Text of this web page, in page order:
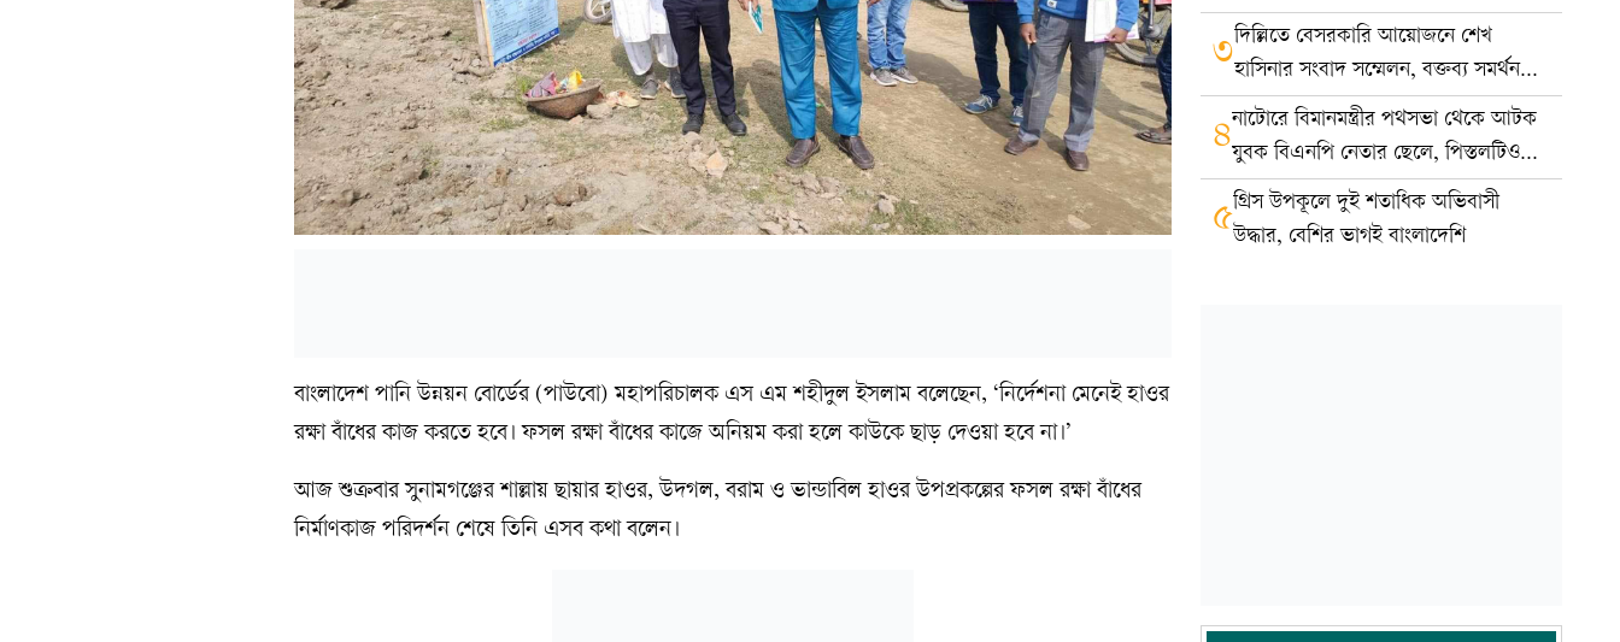
বাংলাদেশ পানি উন্নয়ন বোর্ডের (পাউবো) মহাপরিচালক এস এম শহীদুল ইসলাম বলেছেন, ‘নির্দেশনা মেনেই হাওর
রক্ষা বাঁধের কাজ করতে হবে। ফসল রক্ষা বাঁধের কাজে অনিয়ম করা হলে কাউকে ছাড় দেওয়া হবে না।’
আজ শুক্রবার সুনামগঞ্জের শাল্লায় ছায়ার হাওর, উদগল, বরাম ও ভান্ডাবিল হাওর উপপ্রকল্পের ফসল রক্ষা বাঁধের
নির্মাণকাজ পরিদর্শন শেষে তিনি এসব কথা বলেন।
৩দিল্লিতে বেসরকারি আয়োজনে শেখ
হাসিনার সংবাদ সম্মেলন, বক্তব্য সমর্থন
করে না সরকার: ভারত
৪নাটোরে বিমানমন্ত্রীর পথসভা থেকে আটক
যুবক বিএনপি নেতার ছেলে, পিস্তলটিও
খেলনা
৫গ্রিস উপকূলে দুই শতাধিক অভিবাসী
উদ্ধার, বেশির ভাগই বাংলাদেশি